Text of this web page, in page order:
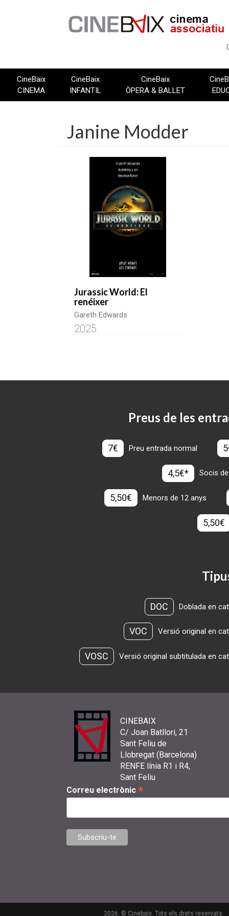
CineBaix
CINEMA
CineBaix
INFANTIL
CineBaix
ÒPERA & BALLET
Janine Modder
Jurassic World: El
renéixer
Gareth Edwards
2025
Preus de les
7€ Preu entrada normal
4,5€* Socis
5,50€ Menors de 12 anys
5,50€
DOC Doblada en
VOC Versió original en
VOSC Versió original subtitulada en
CINEBAIX
C/ Joan Batllori, 21
Sant Feliu de
Llobregat (Barcelona)
RENFE línia R1 i R4,
Sant Feliu
Correu electrònic *
2026. © Cinebaix. Tots els drets reservats.